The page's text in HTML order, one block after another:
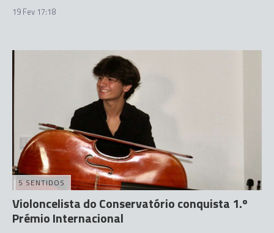
19 Fev 17:18
5 SENTIDOS
Violoncelista do Conservatório conquista 1.º
Prémio Internacional